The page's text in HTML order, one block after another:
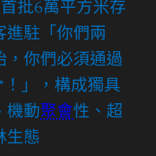
首批6萬平方米存
進駐「你們兩
，你們必須通過
」，構成獨具
機動聚會性、超
生態